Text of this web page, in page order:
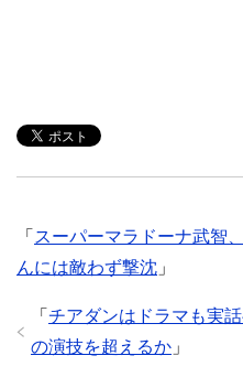
「 スーパーマラドーナ武智
んには敵わず撃沈 」
「 チアダンはドラマも実
の演技を超えるか 」